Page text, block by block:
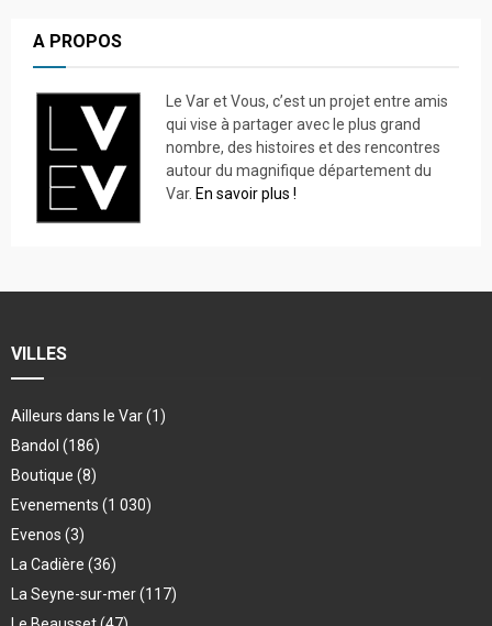
A PROPOS
Le Var et Vous, c’est un projet entre amis
qui vise à partager avec le plus grand
nombre, des histoires et des rencontres
autour du magnifique département du
Var. En savoir plus !
VILLES
Ailleurs dans le Var(1)
Bandol (186)
Boutique (8)
Evenements (1 030)
Evenos (3)
La Cadière (36)
La Seyne-sur-mer(117)